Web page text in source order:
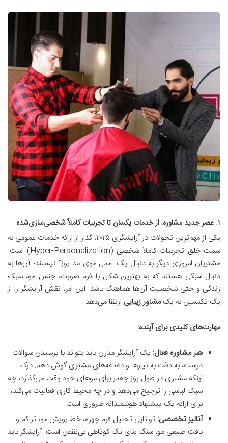
۱. عصر جدید مشاوره: از خدمات یکسان تا تجربیات کاملاً شخصی‌سازی‌شده
یکی از مهم‌ترین تحولات در آرایشگری ۲۰۲۵، گذار از ارائه خدمات عمومی به
سمت خلق تجربیات کاملاً شخصی (Hyper-Personalization) است.
مشتریان امروزی دیگر به دنبال یک “مدل موی مد روز” نیستند؛ آن‌ها به
دنبال سبکی هستند که به بهترین شکل با فرم صورت، جنس مو، سبک
زندگی و حتی شخصیت آن‌ها هماهنگ باشد. این امر، نقش آرایشگر را از
یک تکنسین به یکمشاور زیبایی ارتقا می‌دهد.
مهارت‌های کلیدی برای آینده:
هنر مشاوره فعال: یک آرایشگر مدرن باید بتواند با پرسیدن سوالات
درست، به دقت به نیازها و دغدغه‌های مشتری گوش دهد. درک
اینکه مشتری در طول روز چقدر برای موهای خود وقت می‌گذارد، چه
سبک لباسی را ترجیح می‌دهد و در چه محیط کاری فعالیت می‌کند،
برای ارائه یک پیشنهاد هوشمندانه ضروری است.
آنالیز تخصصی: توانایی تحلیل فرم چهره، خط رویش مو، تراکم و
بافت طبیعی مو، سنگ بنای یک کوتاهی بی‌نقص است. آرایشگر باید